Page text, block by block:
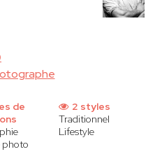
de
photo
2 styles
Traditionnel
Lifestyle